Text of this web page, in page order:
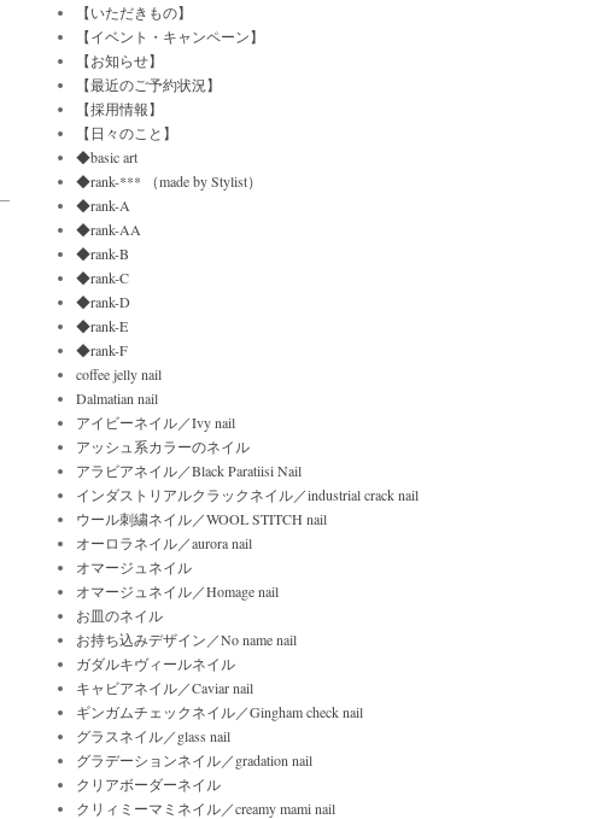
【いただきもの】
【イベント・キャンペーン】
【お知らせ】
【最近のご予約状況】
【採用情報】
【日々のこと】
◆basic art
◆rank-*** （made by Stylist）
◆rank-A
◆rank-AA
◆rank-B
◆rank-C
◆rank-D
◆rank-E
◆rank-F
coffee jelly nail
Dalmatian nail
アイビーネイル／Ivy nail
アッシュ系カラーのネイル
アラビアネイル／Black Paratiisi Nail
インダストリアルクラックネイル／industrial crack nail
ウール刺繍ネイル／WOOL STITCH nail
オーロラネイル／aurora nail
オマージュネイル
オマージュネイル／Homage nail
お皿のネイル
お持ち込みデザイン／No name nail
ガダルキヴィールネイル
キャビアネイル／Caviar nail
ギンガムチェックネイル／Gingham check nail
グラスネイル／glass nail
グラデーションネイル／gradation nail
クリアボーダーネイル
クリィミーマミネイル／creamy mami nail